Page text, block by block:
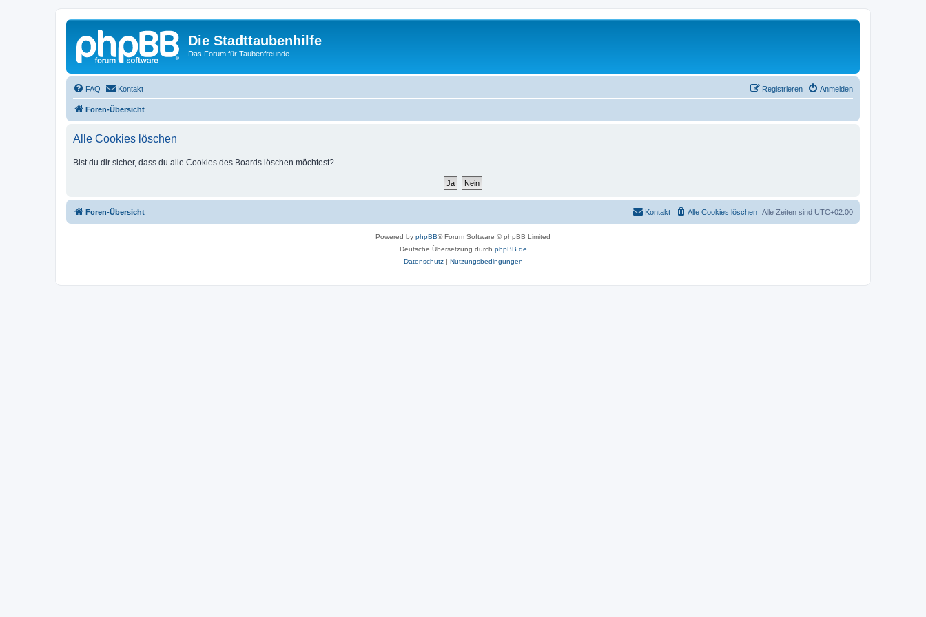
Die Stadttaubenhilfe
Das Forum für Taubenfreunde
FAQ Kontakt Anmelden
Registrieren
Foren-Übersicht
Alle Cookies löschen
Bist du dir sicher, dass du alle Cookies des Boards löschen möchtest?
Foren-Übersicht Alle Zeiten sind UTC+02:00
Alle Cookies löschen
Kontakt
Powered by phpBB® Forum Software © phpBB Limited
Deutsche Übersetzung durch phpBB.de
Datenschutz| Nutzungsbedingungen